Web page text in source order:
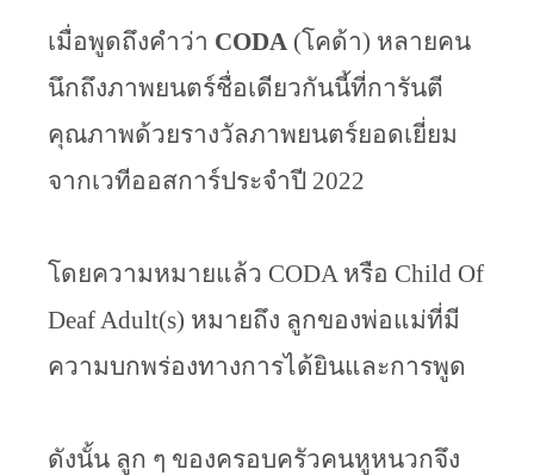
เมื่อพูดถึงคำว่า CODA (โคด้า) หลายคน
นึกถึงภาพยนตร์ชื่อเดียวกันนี้ที่การันตี
คุณภาพด้วยรางวัลภาพยนตร์ยอดเยี่ยม
จากเวทีออสการ์ประจำปี 2022
โดยความหมายแล้ว CODA หรือ Child Of
Deaf Adult(s) หมายถึง ลูกของพ่อแม่ที่มี
ความบกพร่องทางการได้ยินและการพูด
ดังนั้น ลูก ๆ ของครอบครัวคนหูหนวกจึง